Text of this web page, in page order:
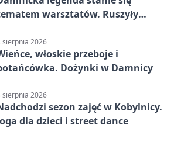
warsztatów. Ruszyły
sierpnia 2026
włoskie przeboje i
Dożynki w Damnicy
sierpnia 2026
sezon zajęć w Kobylnicy.
dla dzieci i street dance